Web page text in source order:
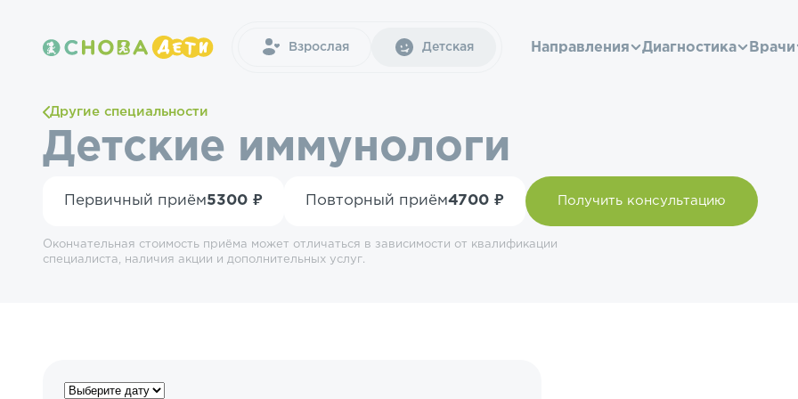
Взрослая Детская Направления Диагностика Врачи
Другие специальности
Детские иммунологи
Первичный приём5300 ₽ Повторный приём4700 ₽ Получить консультацию
Окончательная стоимость приёма может отличаться в зависимости от квалификации
специалиста, наличия акции и дополнительных услуг.